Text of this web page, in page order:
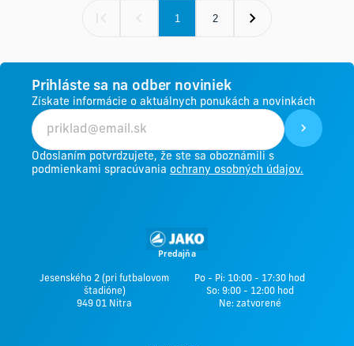
1 2
Prihláste sa na odber noviniek
Získate informácie o aktuálnych ponukách a novinkách
Odoslaním potvrdzujete, že ste sa oboznámili s
podmienkami spracúvania ochrany osobných údajov.
Predajňa
Jesenského 2 (pri futbalovom
štadióne)
949 01 Nitra
Po - Pi: 10:00 - 17:30 hod
So: 9:00 - 12:00 hod
Ne: zatvorené